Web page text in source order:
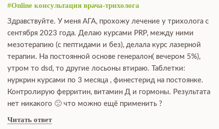
#Online консультация врача-трихолога
Здравствуйте. У меня АГА, прохожу лечение у трихолога с
сентября 2023 года. Делаю курсами PRP, между ними
мезотерапию (с пептидами и без), делала курс лазерной
терапии. На постоянной основе генералон( вечером 5%),
утром то dsd, то другие лосьоны втираю. Таблетки:
нуркрин курсами по 3 месяца , финестерид на постоянке.
Контролирую ферритин, витамин Д и гормоны. Результата
нет никакого 🙁 что можно ещё применить ?
Читать ответ